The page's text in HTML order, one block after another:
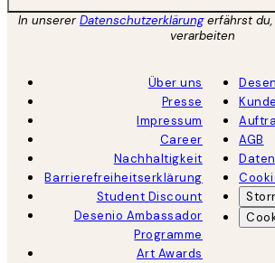
In unsererDatenschutzerklärungerfährst du,
verarbeiten
Über uns
Presse
Impressum
Career
Nachhaltigkeit
Barrierefreiheitserklärung
Student Discount
Desenio Ambassador
Programme
Art Awards
AGB